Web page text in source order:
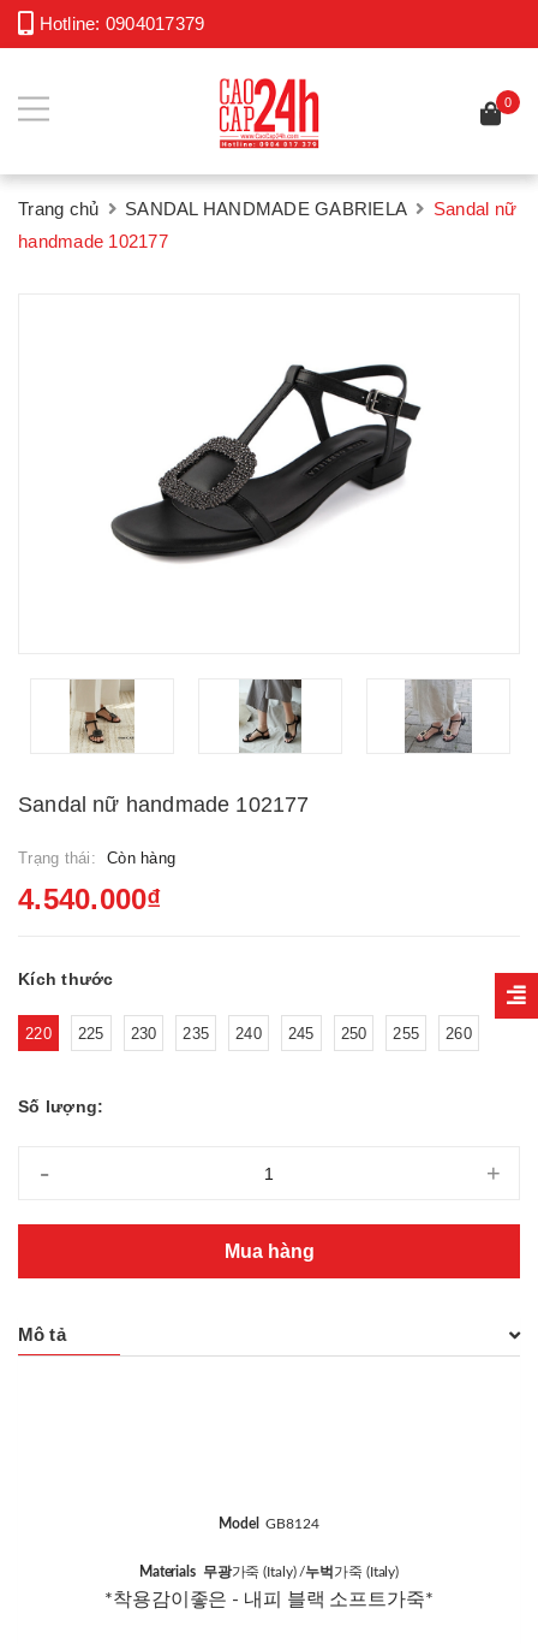
Hotline: 0904017379
0
Trang chủ SANDAL HANDMADE GABRIELA
Sandal nữ
handmade 102177
Sandal nữ handmade 102177
Trạng thái: Còn hàng
4.540.000₫
Kích thước
220 225 230 235 240 245 250 255 260
Số lượng:
- +
Mua hàng
Mô tả
Model GB8124
Materials 무광가죽 (Italy) /누벅 가죽 (Italy)
*착용감이좋은 - 내피 블랙 소프트가죽*